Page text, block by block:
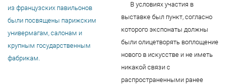
из французских павильонов
были посвящены парижским
универмагам, салонам и
крупным государственным
фабрикам.
В условиях участия в
выставке был пункт, согласно
которого экспонаты должны
были олицетворять воплощение
нового в искусстве и не иметь
никакой связи с
распространенными ранее